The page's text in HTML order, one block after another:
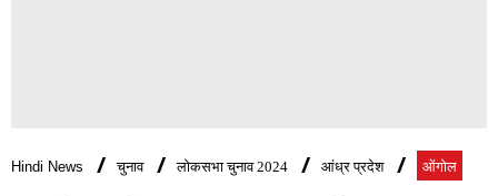
Hindi News चुनाव लोकसभा चुनाव 2024 आंध्र प्रदेश ओंगोल